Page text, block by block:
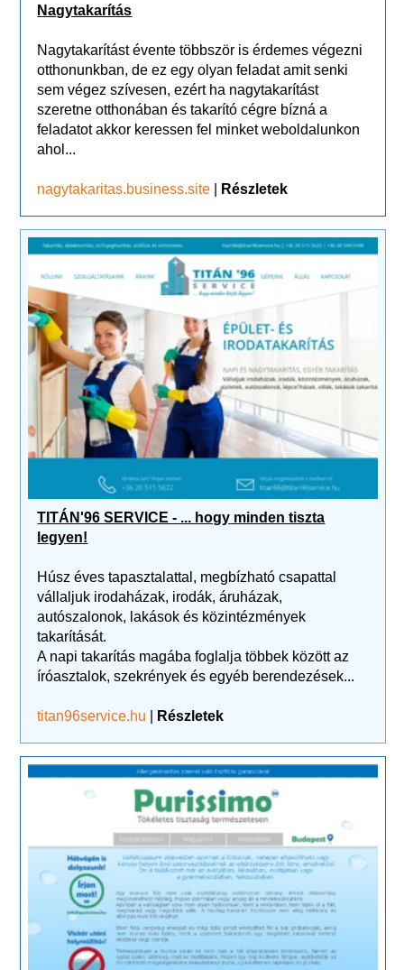
Nagytakarítás
Nagytakarítást évente többször is érdemes végezni
otthonunkban, de ez egy olyan feladat amit senki
sem végez szívesen, ezért ha nagytakarítást
szeretne otthonában és takarító cégre bízná a
feladatot akkor keressen fel minket weboldalunkon
ahol...
nagytakaritas.business.site Részletek
TITÁN'96 SERVICE - ... hogy minden tiszta
legyen!
Húsz éves tapasztalattal, megbízható csapattal
vállaljuk irodaházak, irodák, áruházak,
autószalonok, lakások és közintézmények
takarítását.
A napi takarítás magába foglalja többek között az
íróasztalok, szekrények és egyéb berendezések...
titan96service.hu Részletek